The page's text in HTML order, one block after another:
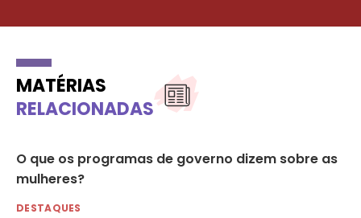
MATÉRIAS
RELACIONADAS
O que os programas de governo dizem sobre as
mulheres?
DESTAQUES